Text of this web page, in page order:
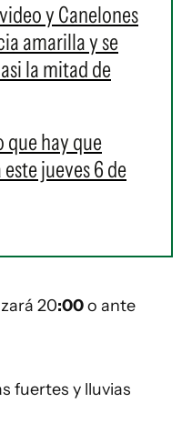
y Canelones
amarilla y se
la mitad de
que hay que
jueves 6 de
20:00o ante
fuertes y lluvias